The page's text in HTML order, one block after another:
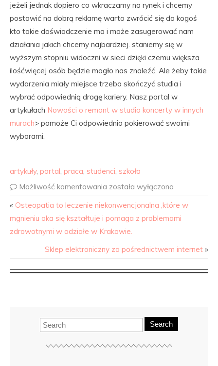
jeżeli jednak dopiero co wkraczamy na rynek i chcemy
postawić na dobrą reklamę warto zwrócić się do kogoś
kto takie doświadczenie ma i może zasugerować nam
działania jakich chcemy najbardziej. staniemy się w
wyższym stopniu widoczni w sieci dzięki czemu większa
ilośćwięcej osób będzie mogło nas znaleźć. Ale żeby takie
wydarzenia miały miejsce trzeba skończyć studia i
wybrać odpowiednią drogę kariery. Nasz portal w
artykułach Nowości o remont w studio koncerty w innych
murach> pomoże Ci odpowiednio pokierować swoimi
wyborami.
artykuły, portal, praca, studenci, szkoła
Możliwość komentowania została wyłączona
« Osteopatia to leczenie niekonwencjonalna ,które w
mgnieniu oka się kształtuje i pomaga z problemami
zdrowotnymi w odziałe w Krakowie.
Sklep elektroniczny za pośrednictwem internet »
Search